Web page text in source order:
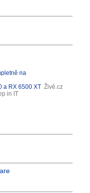
na
a RX 6500 XT Živě.cz
in IT